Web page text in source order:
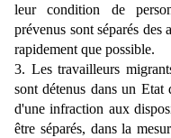
leur condition de
prévenus sont séparés des
rapidement que possible.
3. Les travailleurs
sont détenus dans un
d'une infraction aux
être séparés, dans la